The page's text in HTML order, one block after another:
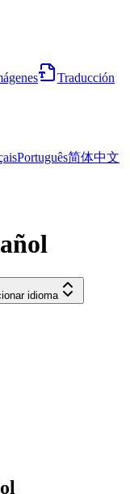
Traducción
Português简体中文
idioma